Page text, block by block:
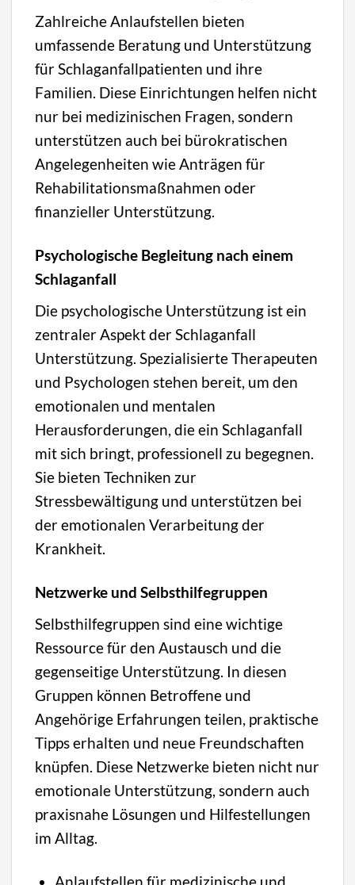
Zahlreiche Anlaufstellen bieten
umfassende Beratung und Unterstützung
für Schlaganfallpatienten und ihre
Familien. Diese Einrichtungen helfen nicht
nur bei medizinischen Fragen, sondern
unterstützen auch bei bürokratischen
Angelegenheiten wie Anträgen für
Rehabilitationsmaßnahmen oder
finanzieller Unterstützung.
Psychologische Begleitung nach einem
Schlaganfall
Die psychologische Unterstützung ist ein
zentraler Aspekt der Schlaganfall
Unterstützung. Spezialisierte Therapeuten
und Psychologen stehen bereit, um den
emotionalen und mentalen
Herausforderungen, die ein Schlaganfall
mit sich bringt, professionell zu begegnen.
Sie bieten Techniken zur
Stressbewältigung und unterstützen bei
der emotionalen Verarbeitung der
Krankheit.
Netzwerke und Selbsthilfegruppen
Selbsthilfegruppen sind eine wichtige
Ressource für den Austausch und die
gegenseitige Unterstützung. In diesen
Gruppen können Betroffene und
Angehörige Erfahrungen teilen, praktische
Tipps erhalten und neue Freundschaften
knüpfen. Diese Netzwerke bieten nicht nur
emotionale Unterstützung, sondern auch
praxisnahe Lösungen und Hilfestellungen
im Alltag.
Anlaufstellen für medizinische und